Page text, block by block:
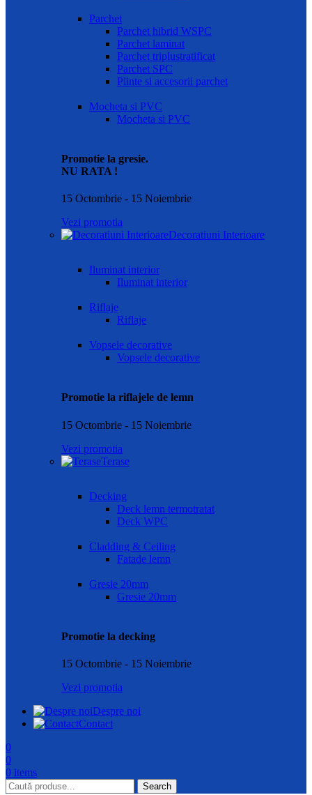
Parchet
Parchet hibrid WSPC
Parchet laminat
Parchet triplustratificat
Parchet SPC
Plinte si accesorii parchet
Mocheta si PVC
Mocheta si PVC
Promotie la gresie.
NU RATA !
15 Octombrie - 15 Noiembrie
Vezi promotia
Decoratiuni Interioare
Iluminat interior
Iluminat interior
Riflaje
Riflaje
Vopsele decorative
Vopsele decorative
Promotie la riflajele de lemn
15 Octombrie - 15 Noiembrie
Vezi promotia
Terase
Decking
Deck lemn termotratat
Deck WPC
Cladding & Ceiling
Fatade lemn
Gresie 20mm
Gresie 20mm
Promotie la decking
15 Octombrie - 15 Noiembrie
Vezi promotia
Despre noi
Contact
0
0
0 items
Search